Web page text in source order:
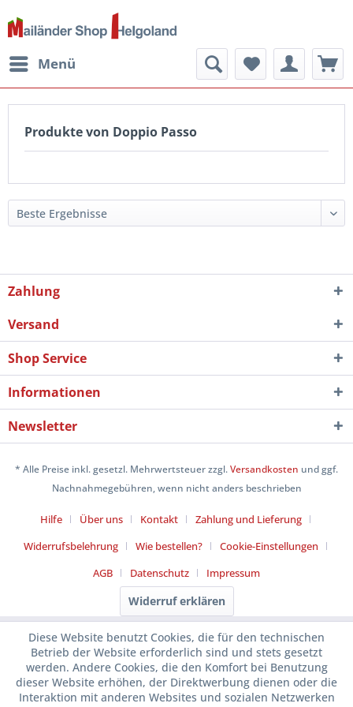
Menü
Produkte von Doppio Passo
Zahlung
Versand
Shop Service
Informationen
Newsletter
* Alle Preise inkl. gesetzl. Mehrwertsteuer zzgl.Versandkosten und ggf.
Nachnahmegebühren, wenn nicht anders beschrieben
Hilfe Über uns Kontakt
Zahlung und Lieferung
Widerrufsbelehrung
Wie bestellen?
Cookie-Einstellungen
AGB
Datenschutz Impressum
Widerruf erklären
Diese Website benutzt Cookies, die für den technischen
Betrieb der Website erforderlich sind und stets gesetzt
werden. Andere Cookies, die den Komfort bei Benutzung
dieser Website erhöhen, der Direktwerbung dienen oder die
Interaktion mit anderen Websites und sozialen Netzwerken